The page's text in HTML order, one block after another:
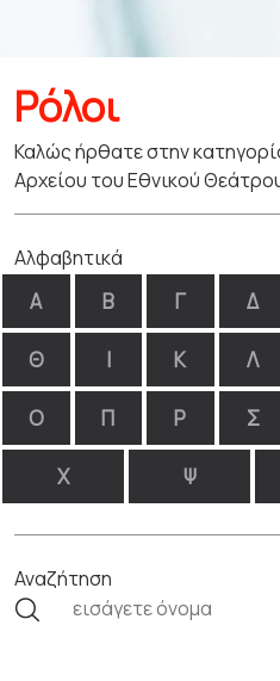
Ρόλοι
Καλώς ήρθατε στην
Αρχείου του Εθνικού
Αλφαβητικά
Α Β Γ Δ
Θ Ι Κ Λ
Ο Π Ρ Σ
Χ Ψ
Αναζήτηση